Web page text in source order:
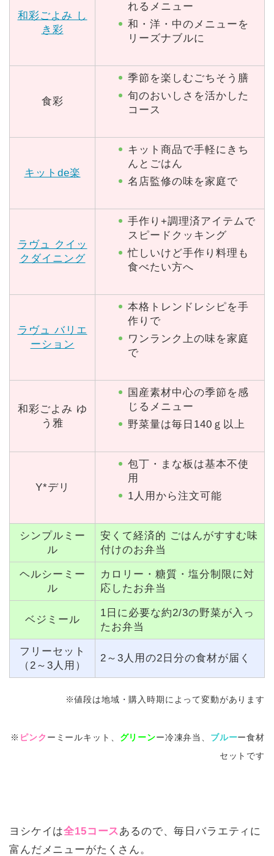
和彩ごよみ し
き彩
れるメニュー
和・洋・中のメニューを
リーズナブルに
食彩
季節を楽しむごちそう膳
旬のおいしさを活かした
コース
キットde楽
キット商品で手軽にきち
んとごはん
名店監修の味を家庭で
ラヴュ クイッ
クダイニング
手作り+調理済アイテムで
スピードクッキング
忙しいけど手作り料理も
食べたい方へ
ラヴュ バリエ
ーション
本格トレンドレシピを手
作りで
ワンランク上の味を家庭
で
和彩ごよみ ゆ
う雅
国産素材中心の季節を感
じるメニュー
野菜量は毎日140ｇ以上
Y*デリ
包丁・まな板は基本不使
用
1人用から注文可能
シンプルミー
ル
安くて経済的 ごはんがすすむ味
付けのお弁当
ヘルシーミー
ル
カロリー・糖質・塩分制限に対
応したお弁当
ベジミール
1日に必要な約2/3の野菜が入っ
たお弁当
フリーセット
（2～3人用）
2～3人用の2日分の食材が届く
※値段は地域・購入時期によって変動があります
※ ピンク ーミールキット、 グリーンー冷凍弁当、 ブルーー食材
セットです
ヨシケイは全15コースあるので、毎日バラエティに
富んだメニューがたくさん。